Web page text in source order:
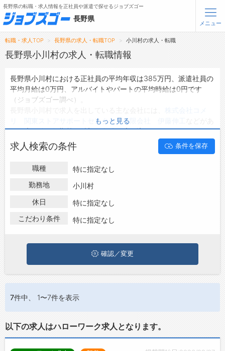
無料会員登録
メニュー
トップ
タップで簡単に求人を探す
【初めての方へ】
長野県の求人検索で選ばれる理由
転職支援サービス
お問い合わせ
よくあるご質問
長野県の転職・求人情報を正社員や派遣で探せるジョブズゴー
長野県
メニュー
転職・求人TOP 長野県の求人・転職TOP 小川村の求人・転職
長野県小川村の求人・転職情報
長野県小川村における正社員の平均年収は385万円、派遣社員の
平均月給は0万円、アルバイトやパートの平均時給は0円です
（ジョブズゴー調べ）。
リ 関東ストアサポートセンター ・有限会社 伊藤伸工
り、未経験や短期等ご希望の条件で絞り込みができます。
長野県小川村の地域密着型の求人サイトであるジョブズゴーでは
長野県小川村の求人情報を2件取り扱っており、そのうち正社員
は2件、
は0件です。
ハローワークにはない求人も多数扱っており、転職だけでなく、
小川村で求人・転職情報を探している方は、ぜひ興味のある職種
に応募してみてくださいね。
もっと見る
求人検索の条件 条件を保存
職種
特に指定なし
勤務地
小川村
休日
特に指定なし
こだわり条件
特に指定なし
確認／変更
7件中、 1〜7件を表示
以下の求人はハローワーク求人となります。